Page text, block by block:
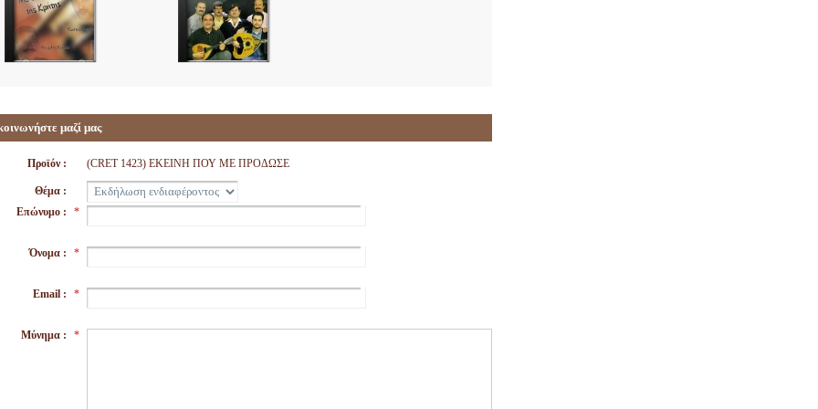
μαζί μας
Προϊόν : (CRET 1423) ΕΚΕΙΝΗ ΠΟΥ ΜΕ ΠΡΟΔΩΣΕ
Θέμα :
Επώνυμο :
*
Όνομα : *
Email : *
Μύνημα : *